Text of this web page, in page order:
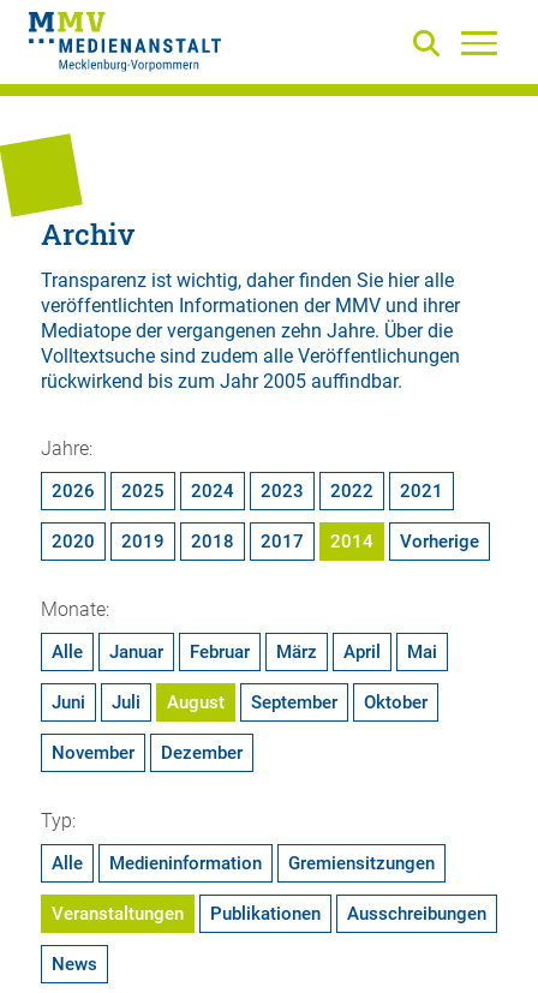
Archiv
Transparenz ist wichtig, daher finden Sie hier alle
veröffentlichten Informationen der MMV und ihrer
Mediatope der vergangenen zehn Jahre. Über die
Volltextsuchesind zudem alle Veröffentlichungen
rückwirkend bis zum Jahr 2005 auffindbar.
Jahre:
2026 2025 2024 2023 2022 2021
2020 2019 2018 2017 2014 Vorherige
Monate:
Alle Januar Februar März April Mai
Juni Juli August September Oktober
November Dezember
Typ:
Alle Medieninformation Gremiensitzungen
Veranstaltungen Publikationen Ausschreibungen
News